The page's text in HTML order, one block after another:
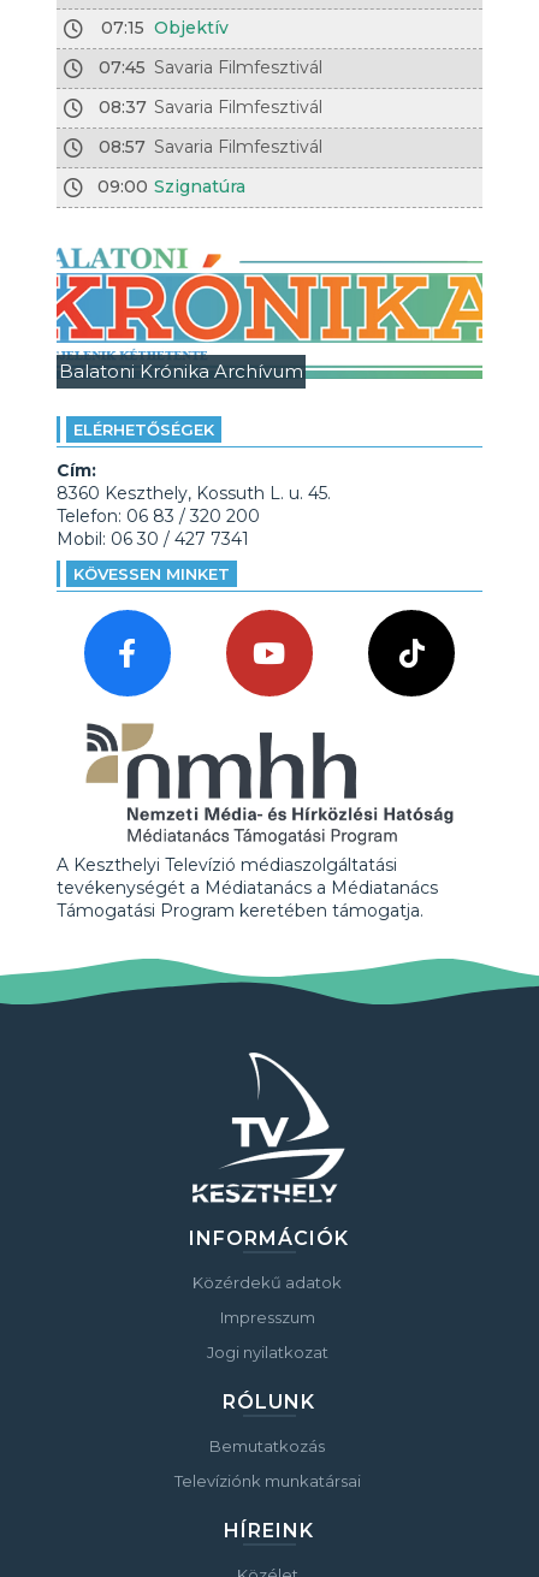
07:15 Objektív
07:45 Savaria Filmfesztivál
08:37 Savaria Filmfesztivál
08:57 Savaria Filmfesztivál
09:00 Szignatúra
Balatoni Krónika Archívum
ELÉRHETŐSÉGEK
Cím:
8360 Keszthely, Kossuth L. u. 45.
Telefon: 06 83 / 320 200
Mobil: 06 30 / 427 7341
KÖVESSEN MINKET
A Keszthelyi Televízió médiaszolgáltatási
tevékenységét a Médiatanács a Médiatanács
Támogatási Program keretében támogatja.
INFORMÁCIÓK
Közérdekű adatok
Impresszum
Jogi nyilatkozat
RÓLUNK
Bemutatkozás
Televíziónk munkatársai
HÍREINK